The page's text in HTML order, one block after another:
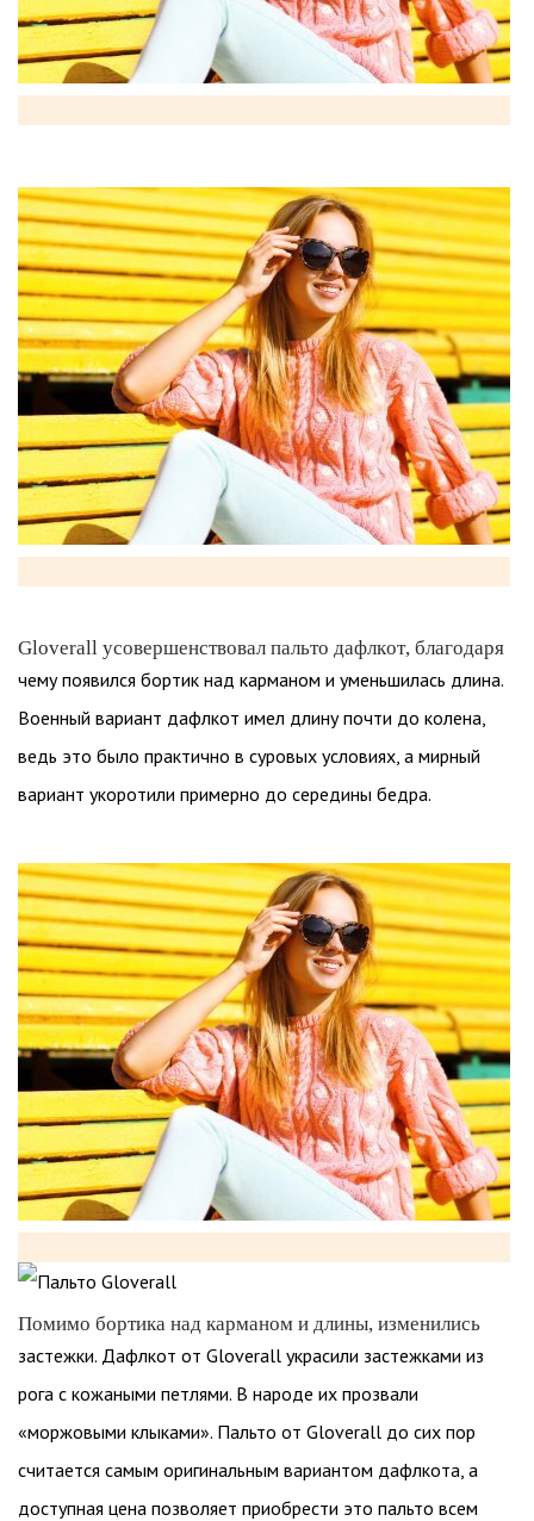
Gloverall усовершенствовал пальто дафлкот, благодаря
чему появился бортик над карманом и уменьшилась длина.
Военный вариант дафлкот имел длину почти до колена,
ведь это было практично в суровых условиях, а мирный
вариант укоротили примерно до середины бедра.
Помимо бортика над карманом и длины, изменились
застежки. Дафлкот от Gloverall украсили застежками из
рога с кожаными петлями. В народе их прозвали
«моржовыми клыками». Пальто от Gloverall до сих пор
считается самым оригинальным вариантом дафлкота, а
доступная цена позволяет приобрести это пальто всем